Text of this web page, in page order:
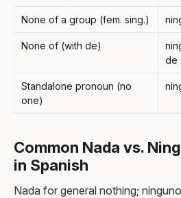
None of a group (fem. sing.)
None of (with de)
de
Standalone pronoun (no
one)
Common Nada vs.
in Spanish
Nada for general nothing;